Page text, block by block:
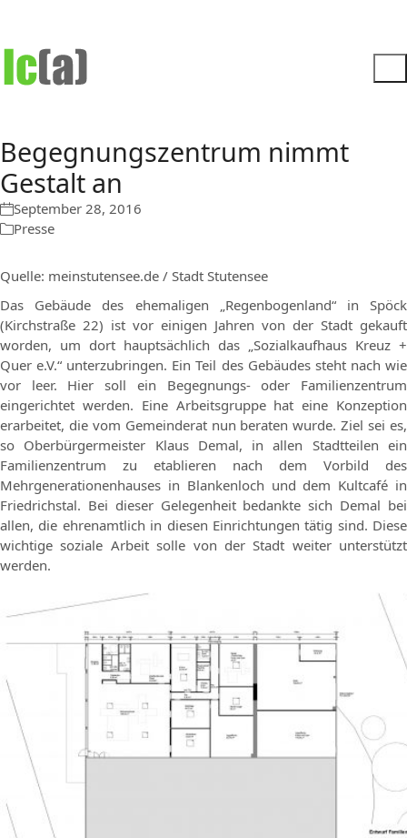
Begegnungszentrum nimmt
Gestalt an
September 28, 2016
Presse
Quelle: meinstutensee.de / Stadt Stutensee
Das Gebäude des ehemaligen „Regenbogenland“ in Spöck
(Kirchstraße 22) ist vor einigen Jahren von der Stadt gekauft
worden, um dort hauptsächlich das „Sozialkaufhaus Kreuz +
Quer e.V.“ unterzubringen. Ein Teil des Gebäudes steht nach wie
vor leer. Hier soll ein Begegnungs- oder Familienzentrum
eingerichtet werden. Eine Arbeitsgruppe hat eine Konzeption
erarbeitet, die vom Gemeinderat nun beraten wurde. Ziel sei es,
so Oberbürgermeister Klaus Demal, in allen Stadtteilen ein
Familienzentrum zu etablieren nach dem Vorbild des
Mehrgenerationenhauses in Blankenloch und dem Kultcafé in
Friedrichstal. Bei dieser Gelegenheit bedankte sich Demal bei
allen, die ehrenamtlich in diesen Einrichtungen tätig sind. Diese
wichtige soziale Arbeit solle von der Stadt weiter unterstützt
werden.